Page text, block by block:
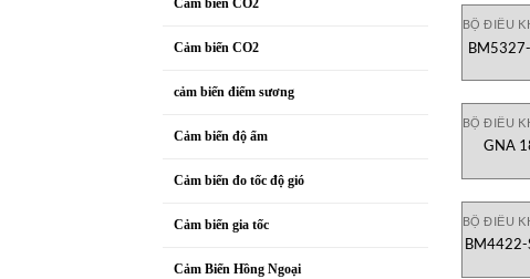
Cảm biến CO2
Cảm biến CO2
cảm biến điểm sương
Cảm biến độ ẩm
Cảm biến đo tốc độ gió
Cảm biến gia tốc
Cảm Biến Hồng Ngoại
BỘ ĐIỀU
BỘ ĐIỀU
GNA
BỘ ĐIỀU